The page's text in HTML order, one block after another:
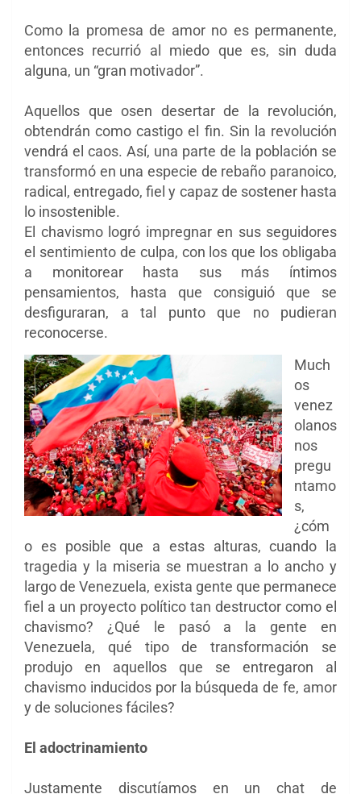
Como la promesa de amor no es permanente,
entonces recurrió al miedo que es, sin duda
alguna, un “gran motivador”.
Aquellos que osen desertar de la revolución,
obtendrán como castigo el fin. Sin la revolución
vendrá el caos. Así, una parte de la población se
transformó en una especie de rebaño paranoico,
radical, entregado, fiel y capaz de sostener hasta
lo insostenible.
El chavismo logró impregnar en sus seguidores
el sentimiento de culpa, con los que los obligaba
a monitorear hasta sus más íntimos
pensamientos, hasta que consiguió que se
desfiguraran, a tal punto que no pudieran
reconocerse.
Much
os
venez
olanos
nos
pregu
ntamo
s,
¿cóm
o es posible que a estas alturas, cuando la
tragedia y la miseria se muestran a lo ancho y
largo de Venezuela, exista gente que permanece
fiel a un proyecto político tan destructor como el
chavismo? ¿Qué le pasó a la gente en
Venezuela, qué tipo de transformación se
produjo en aquellos que se entregaron al
chavismo inducidos por la búsqueda de fe, amor
y de soluciones fáciles?
El adoctrinamiento
Justamente discutíamos en un chat de